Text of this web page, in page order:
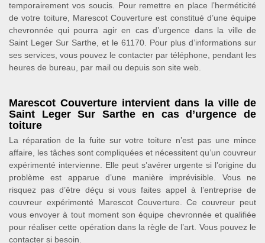
temporairement vos soucis. Pour remettre en place l’herméticité
de votre toiture, Marescot Couverture est constitué d’une équipe
chevronnée qui pourra agir en cas d’urgence dans la ville de
Saint Leger Sur Sarthe, et le 61170. Pour plus d’informations sur
ses services, vous pouvez le contacter par téléphone, pendant les
heures de bureau, par mail ou depuis son site web.
Marescot Couverture intervient dans la ville de
Saint Leger Sur Sarthe en cas d’urgence de
toiture
La réparation de la fuite sur votre toiture n’est pas une mince
affaire, les tâches sont compliquées et nécessitent qu’un couvreur
expérimenté intervienne. Elle peut s’avérer urgente si l’origine du
problème est apparue d’une manière imprévisible. Vous ne
risquez pas d’être déçu si vous faites appel à l’entreprise de
couvreur expérimenté Marescot Couverture. Ce couvreur peut
vous envoyer à tout moment son équipe chevronnée et qualifiée
pour réaliser cette opération dans la règle de l’art. Vous pouvez le
contacter si besoin.